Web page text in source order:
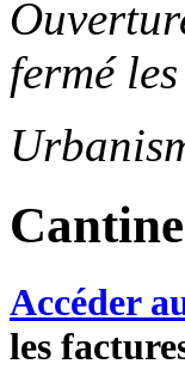
fermé
Accéder
les